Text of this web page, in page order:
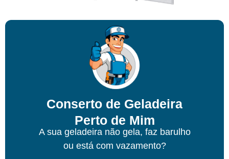
Conserto de Geladeira
Perto de Mim
A sua geladeira não gela, faz barulho
ou está com vazamento?